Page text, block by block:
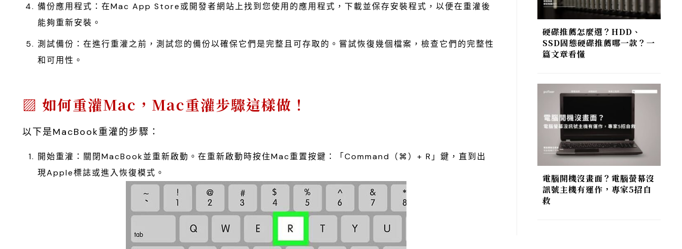
備份應用程式：在Mac App Store或開發者網站上找到您使用的應用程式，下載並保存安裝程式，以便在重灌後
能夠重新安裝。
測試備份：在進行重灌之前，測試您的備份以確保它們是完整且可存取的。嘗試恢復幾個檔案，檢查它們的完整性
和可用性。
如何重灌Mac，Mac重灌步驟這樣做！
以下是MacBook重灌的步驟：
開始重灌：關閉MacBook並重新啟動。在重新啟動時按住Mac重置按鍵：「Command（⌘）+ R」鍵，直到出
現Apple標誌或進入恢復模式。
硬碟推薦怎麼選？HDD、
SSD固態硬碟推薦哪一款？一
篇文章看懂
電腦開機沒畫面？電腦螢幕沒
訊號主機有運作，專家5招自
救